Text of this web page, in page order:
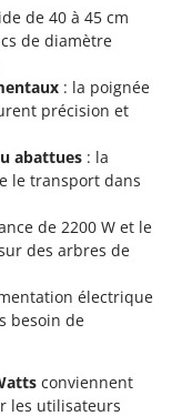
de 40 à 45 cm
de diamètre
: la poignée
précision et
abattues : la
le transport dans
de 2200 W et le
des arbres de
électrique
besoin de
conviennent
les utilisateurs